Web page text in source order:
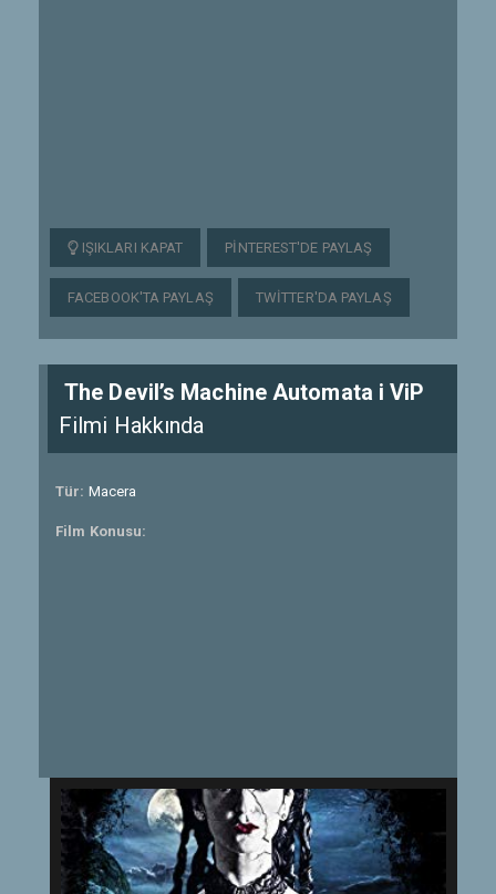
IŞIKLARI KAPAT PINTEREST'DE PAYLAŞ
FACEBOOK'TA PAYLAŞ TWITTER'DA PAYLAŞ
The Devil’s Machine Automata i ViP
Filmi Hakkında
Tür: Macera
Film Konusu: